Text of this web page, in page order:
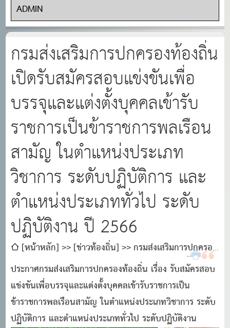
ADMIN
กรมส่งเสริมการปกครองท้องถิ่น
เปิดรับสมัครสอบแข่งขันเพื่อ
บรรจุและแต่งตั้งบุคคลเข้ารับ
ราชการเป็นข้าราชการพลเรือน
สามัญ ในตําแหน่งประเภท
วิชาการ ระดับปฏิบัติการ และ
ตําแหน่งประเภททั่วไป ระดับ
ปฏิบัติงาน ปี 2566
[หน้าหลัก] [ข่าวท้องถิ่น]
กรมส่งเสริมการปกครอง
ท้องถิ่น เปิดรับสมัครสอบแข่งขันเพื่อบรรจุและแต่งตั้งบุคคล
เข้ารับราชการเป็นข้าราชการพลเรือนสามัญ ในตําแหน่ง
ประเภทวิชาการ ระดับปฏิบัติการ และตําแหน่งประเภททั่วไป
ระดับปฏิบัติงาน ปี 2566
ประกาศกรมส่งเสริมการปกครองท้องถิ่น เรื่อง รับสมัครสอบ
แข่งขันเพื่อบรรจุและแต่งตั้งบุคคลเข้ารับราชการเป็น
ข้าราชการพลเรือนสามัญ ในตําแหน่งประเภทวิชาการ ระดับ
ปฏิบัติการ และตําแหน่งประเภททั่วไป ระดับปฏิบัติงาน